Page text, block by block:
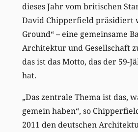
dieses Jahr vom britischen
David Chipperfield präsidiert
Ground“ – eine gemeinsame
Architektur und Gesellschaft
das ist das Motto, das der 59-
hat.
„Das zentrale Thema ist das,
gemein haben“, so
2011 den deutschen